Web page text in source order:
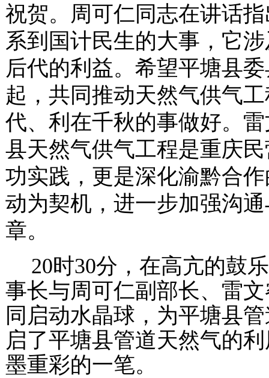
祝贺。周可仁同志在讲话
系到国计民生的大事，它
后代的利益。希望平塘县
起，共同推动天然气供气
代、利在千秋的事做好。
县天然气供气工程是重庆
功实践，更是深化渝黔合
动为契机，进一步加强沟
章。
20时30分，在高亢的鼓
事长与周可仁副部长、雷
同启动水晶球，为平塘县
启了平塘县管道天然气的
墨重彩的一笔。